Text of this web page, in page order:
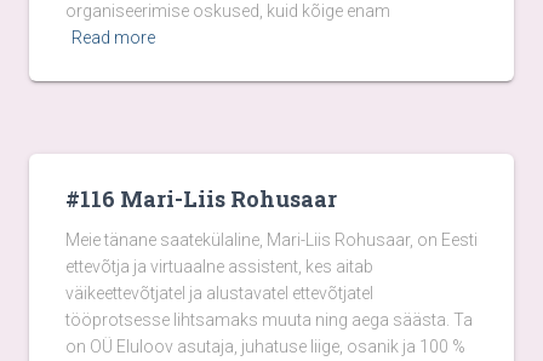
organiseerimise oskused, kuid kõige enam
Read more
#116 Mari-Liis Rohusaar
Meie tänane saatekülaline, Mari-Liis Rohusaar, on Eesti
ettevõtja ja virtuaalne assistent, kes aitab
väikeettevõtjatel ja alustavatel ettevõtjatel
tööprotsesse lihtsamaks muuta ning aega säästa. Ta
on OÜ Eluloov asutaja, juhatuse liige, osanik ja 100 %